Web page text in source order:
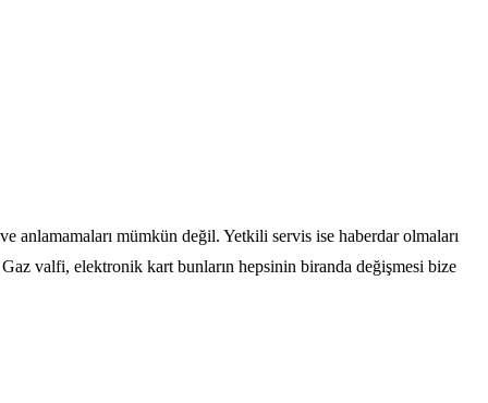
anlamamaları mümkün değil. Yetkili servis ise haberdar olmaları
valfi, elektronik kart bunların hepsinin biranda değişmesi bize